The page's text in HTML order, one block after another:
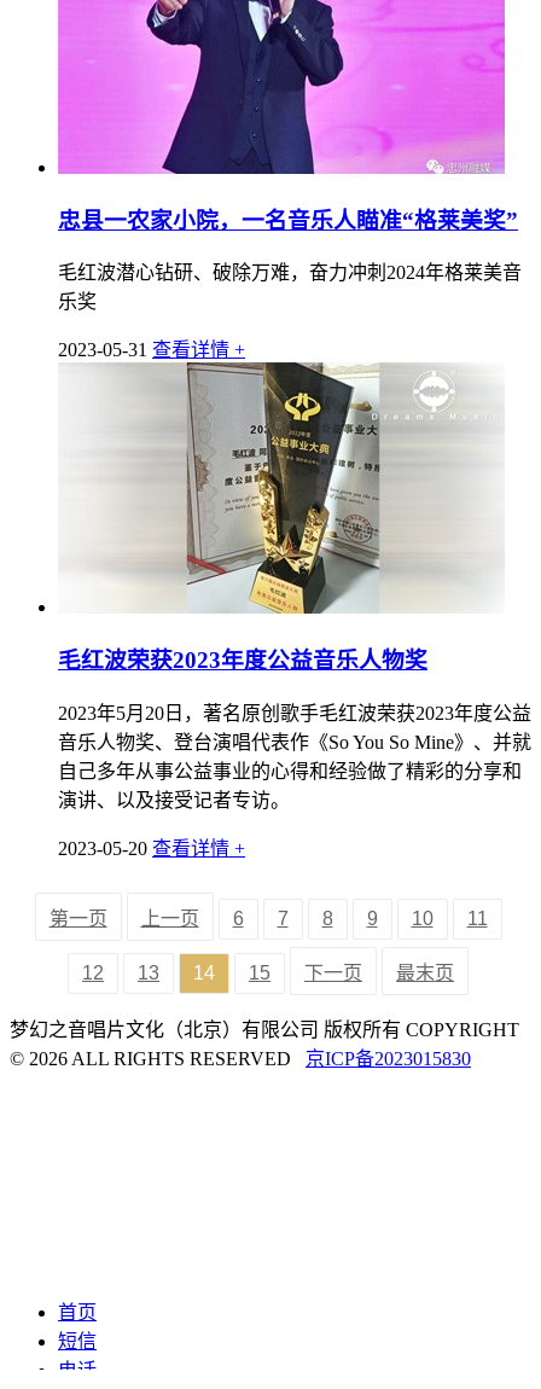
忠县一农家小院，一名音乐人瞄准“格莱美奖”
毛红波潜心钻研、破除万难，奋力冲刺2024年格莱美音
乐奖
2023-05-31 查看详情 +
毛红波荣获2023年度公益音乐人物奖
2023年5月20日，著名原创歌手毛红波荣获2023年度公益
音乐人物奖、登台演唱代表作《So You So Mine》、并就
自己多年从事公益事业的心得和经验做了精彩的分享和
演讲、以及接受记者专访。
2023-05-20 查看详情 +
第一页 上一页 6 7 8 9 10 11
12 13 14 15 下一页 最末页
梦幻之音唱片文化（北京）有限公司 版权所有 COPYRIGHT
© 2026 ALL RIGHTS RESERVED 京ICP备2023015830
首页
短信
电话